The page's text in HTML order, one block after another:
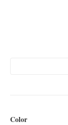
Color